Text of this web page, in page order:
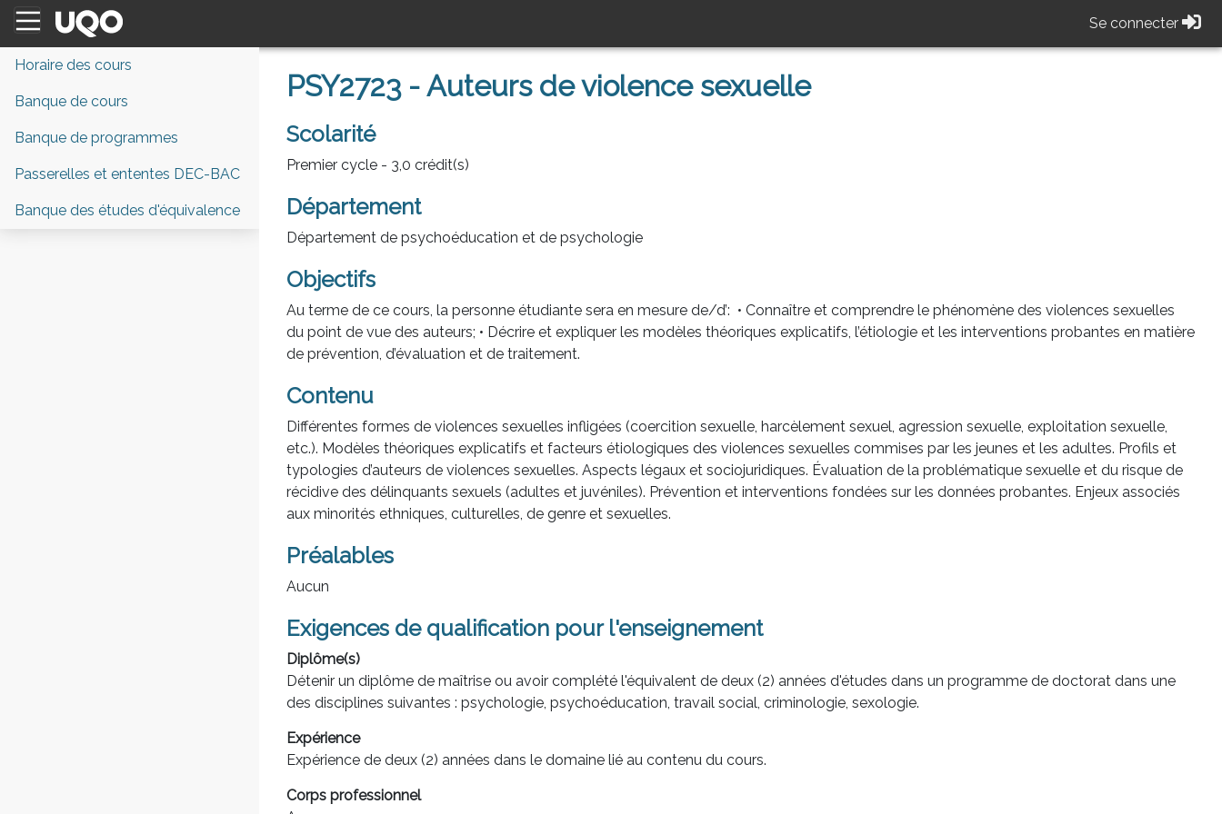
Se connecter
Horaire des cours
Banque de cours
Banque de programmes
Passerelles et ententes DEC-BAC
Banque des études d'équivalence
PSY2723 - Auteurs de violence sexuelle
Scolarité
Premier cycle - 3,0 crédit(s)
Département
Département de psychoéducation et de psychologie
Objectifs
Au terme de ce cours, la personne étudiante sera en mesure de/d’: • Connaître et comprendre le phénomène des violences sexuelles
du point de vue des auteurs; • Décrire et expliquer les modèles théoriques explicatifs, l’étiologie et les interventions probantes en matière
de prévention, d’évaluation et de traitement.
Contenu
Différentes formes de violences sexuelles infligées (coercition sexuelle, harcèlement sexuel, agression sexuelle, exploitation sexuelle,
etc.). Modèles théoriques explicatifs et facteurs étiologiques des violences sexuelles commises par les jeunes et les adultes. Profils et
typologies d’auteurs de violences sexuelles. Aspects légaux et sociojuridiques. Évaluation de la problématique sexuelle et du risque de
récidive des délinquants sexuels (adultes et juvéniles). Prévention et interventions fondées sur les données probantes. Enjeux associés
aux minorités ethniques, culturelles, de genre et sexuelles.
Préalables
Aucun
Exigences de qualification pour l'enseignement
Diplôme(s)
Détenir un diplôme de maîtrise ou avoir complété l'équivalent de deux (2) années d'études dans un programme de doctorat dans une
des disciplines suivantes : psychologie, psychoéducation, travail social, criminologie, sexologie.
Expérience
Expérience de deux (2) années dans le domaine lié au contenu du cours.
Corps professionnel